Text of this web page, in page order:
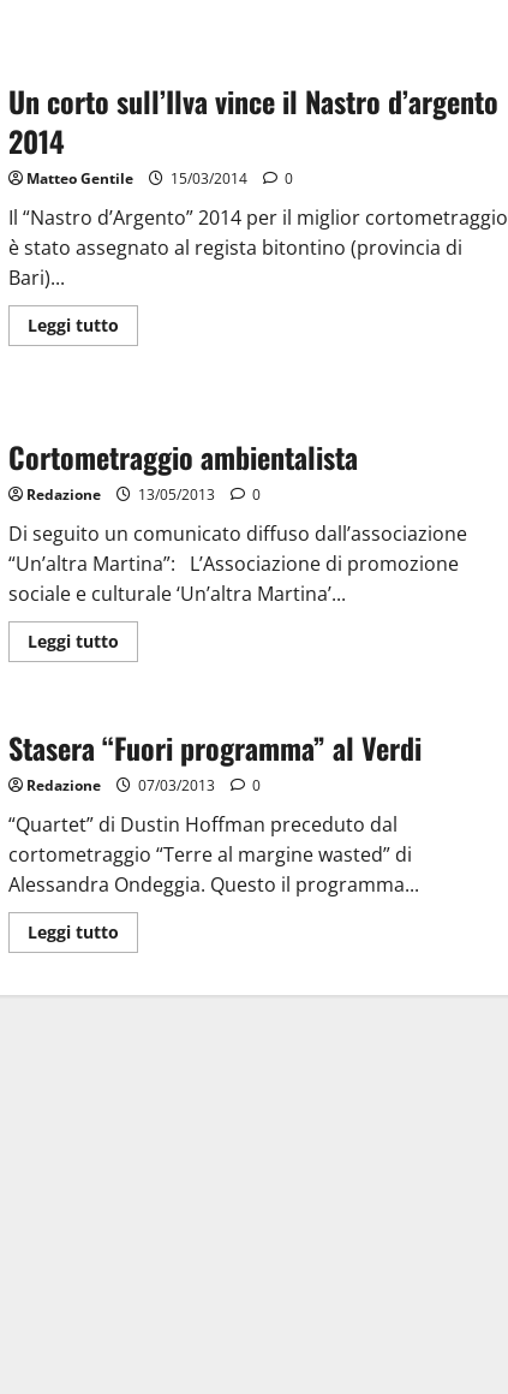
Un corto sull’Ilva vince il Nastro d’argento
2014
Matteo Gentile 15/03/2014 0
Il “Nastro d’Argento” 2014 per il miglior cortometraggio
è stato assegnato al regista bitontino (provincia di
Bari)...
Leggi tutto
Cortometraggio ambientalista
Redazione 13/05/2013 0
Di seguito un comunicato diffuso dall’associazione
“Un’altra Martina”: L’Associazione di promozione
sociale e culturale ‘Un’altra Martina’...
Leggi tutto
Stasera “Fuori programma” al Verdi
Redazione 07/03/2013 0
“Quartet” di Dustin Hoffman preceduto dal
cortometraggio “Terre al margine wasted” di
Alessandra Ondeggia. Questo il programma...
Leggi tutto